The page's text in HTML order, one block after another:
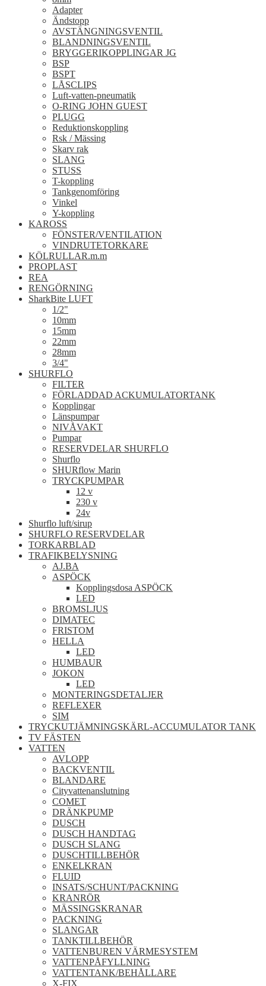
Adapter
Ändstopp
AVSTÄNGNINGSVENTIL
BLANDNINGSVENTIL
BRYGGERIKOPPLINGAR JG
BSP
BSPT
LÅSCLIPS
Luft-vatten-pneumatik
O-RING JOHN GUEST
PLUGG
Reduktionskoppling
Rsk / Mässing
Skarv rak
SLANG
STUSS
T-koppling
Tankgenomföring
Vinkel
Y-koppling
KAROSS
FÖNSTER/VENTILATION
VINDRUTETORKARE
KÖLRULLAR.m.m
PROPLAST
REA
RENGÖRNING
SharkBite LUFT
1/2"
10mm
15mm
22mm
28mm
3/4"
SHURFLO
FILTER
FÖRLADDAD ACKUMULATORTANK
Kopplingar
Länspumpar
NIVÅVAKT
Pumpar
RESERVDELAR SHURFLO
Shurflo
SHURflow Marin
TRYCKPUMPAR
12 v
230 v
24v
Shurflo luft/sirup
SHURFLO RESERVDELAR
TORKARBLAD
TRAFIKBELYSNING
AJ.BA
ASPÖCK
Kopplingsdosa ASPÖCK
LED
BROMSLJUS
DIMATEC
FRISTOM
HELLA
LED
HUMBAUR
JOKON
LED
MONTERINGSDETALJER
REFLEXER
SIM
TRYCKUTJÄMNINGSKÄRL-ACCUMULATOR TANK
TV FÄSTEN
VATTEN
AVLOPP
BACKVENTIL
BLANDARE
Cityvattenanslutning
COMET
DRÄNKPUMP
DUSCH
DUSCH HANDTAG
DUSCH SLANG
DUSCHTILLBEHÖR
ENKELKRAN
FLUID
INSATS/SCHUNT/PACKNING
KRANRÖR
MÄSSINGSKRANAR
PACKNING
SLANGAR
TANKTILLBEHÖR
VATTENBUREN VÄRMESYSTEM
VATTENPÅFYLLNING
VATTENTANK/BEHÅLLARE
X-FIX